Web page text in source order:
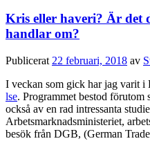
Kris eller haveri? Är det
handlar om?
Publicerat 22 februari, 2018 av
I veckan som gick har jag varit i
lse. Programmet bestod förutom
också av en rad intressanta
Arbetsmarknadsministeriet,
besök från DGB, (German